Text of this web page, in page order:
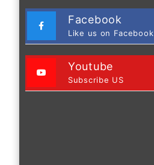
Facebook
Like us on Facebook
Youtube
Subscribe US